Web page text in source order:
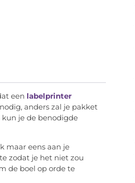
een labelprinter
anders zal je pakket
je de benodigde
maar eens aan je
zodat je het niet zou
de boel op orde te